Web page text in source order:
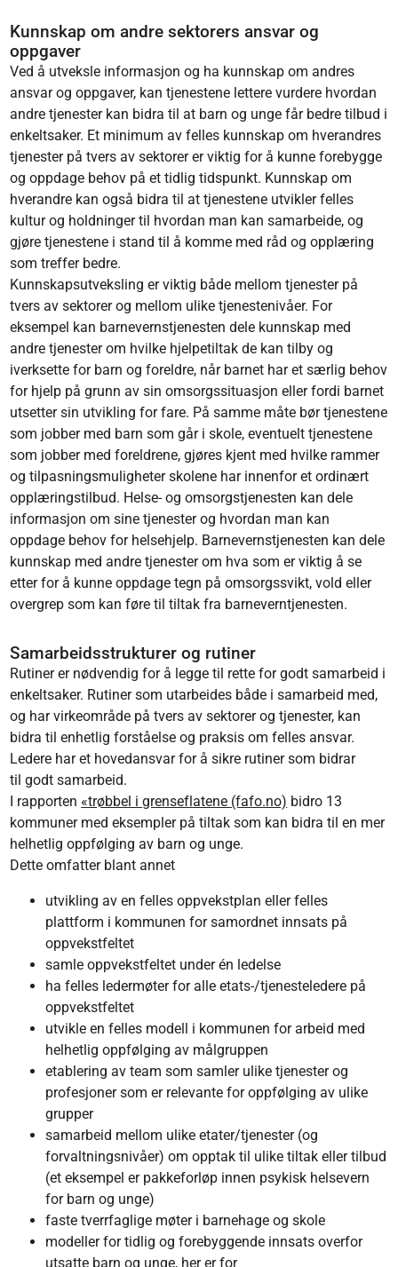
Kunnskap om andre sektorers ansvar og
oppgaver
Ved å utveksle informasjon og ha kunnskap om andres
ansvar og oppgaver, kan tjenestene lettere vurdere hvordan
andre tjenester kan bidra til at barn og unge får bedre tilbud i
enkeltsaker. Et minimum av felles kunnskap om hverandres
tjenester på tvers av sektorer er viktig for å kunne forebygge
og oppdage behov på et tidlig tidspunkt. Kunnskap om
hverandre kan også bidra til at tjenestene utvikler felles
kultur og holdninger til hvordan man kan samarbeide, og
gjøre tjenestene i stand til å komme med råd og opplæring
som treffer bedre.
Kunnskapsutveksling er viktig både mellom tjenester på
tvers av sektorer og mellom ulike tjenestenivåer. For
eksempel kan barnevernstjenesten dele kunnskap med
andre tjenester om hvilke hjelpetiltak de kan tilby og
iverksette for barn og foreldre, når barnet har et særlig behov
for hjelp på grunn av sin omsorgssituasjon eller fordi barnet
utsetter sin utvikling for fare. På samme måte bør tjenestene
som jobber med barn som går i skole, eventuelt tjenestene
som jobber med foreldrene, gjøres kjent med hvilke rammer
og tilpasningsmuligheter skolene har innenfor et ordinært
opplæringstilbud. Helse- og omsorgstjenesten kan dele
informasjon om sine tjenester og hvordan man kan
oppdage behov for helsehjelp. Barnevernstjenesten kan dele
kunnskap med andre tjenester om hva som er viktig å se
etter for å kunne oppdage tegn på omsorgssvikt, vold eller
overgrep som kan føre til tiltak fra barneverntjenesten.
Samarbeidsstrukturer og rutiner
Rutiner er nødvendig for å legge til rette for godt samarbeid i
enkeltsaker. Rutiner som utarbeides både i samarbeid med,
og har virkeområde på tvers av sektorer og tjenester, kan
bidra til enhetlig forståelse og praksis om felles ansvar.
Ledere har et hovedansvar for å sikre rutiner som bidrar
til godt samarbeid.
I rapporten «trøbbel i grenseflatene (fafo.no) bidro 13
kommuner med eksempler på tiltak som kan bidra til en mer
helhetlig oppfølging av barn og unge.
Dette omfatter blant annet
utvikling av en felles oppvekstplan eller felles
plattform i kommunen for samordnet innsats på
oppvekstfeltet
samle oppvekstfeltet under én ledelse
ha felles ledermøter for alle etats-/tjenesteledere på
oppvekstfeltet
utvikle en felles modell i kommunen for arbeid med
helhetlig oppfølging av målgruppen
etablering av team som samler ulike tjenester og
profesjoner som er relevante for oppfølging av ulike
grupper
samarbeid mellom ulike etater/tjenester (og
forvaltningsnivåer) om opptak til ulike tiltak eller tilbud
(et eksempel er pakkeforløp innen psykisk helsevern
for barn og unge)
faste tverrfaglige møter i barnehage og skole
modeller for tidlig og forebyggende innsats overfor
utsatte barn og unge, her er for